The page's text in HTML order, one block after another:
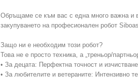
Обръщаме се към вас с една много важна и
закупуването на професионален робот
Защо ни е необходим този робот?
Това не е просто техника, а „треньор/
• За децата: Перфектна точност и
• За любителите и ветераните: